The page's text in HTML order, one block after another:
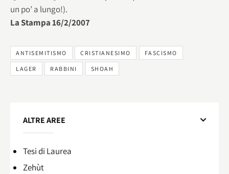
un po’ a lungo!).
La Stampa 16/2/2007
ANTISEMITISMO CRISTIANESIMO FASCISMO
LAGER RABBINI SHOAH
ALTRE AREE
Tesi di Laurea
Zehùt